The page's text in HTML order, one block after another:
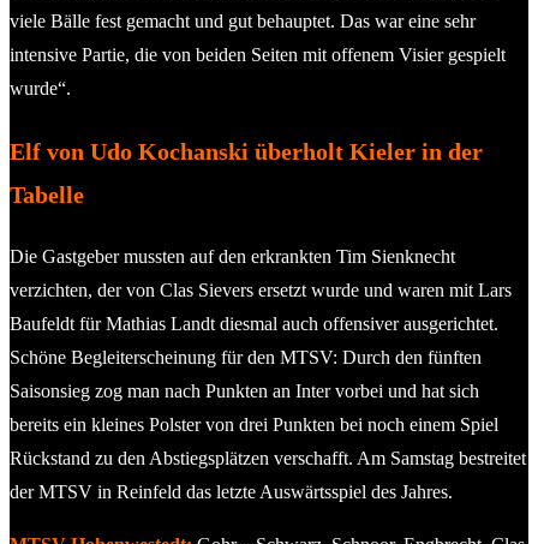
viele Bälle fest gemacht und gut behauptet. Das war eine sehr
intensive Partie, die von beiden Seiten mit offenem Visier gespielt
wurde“.
Elf von Udo Kochanski überholt Kieler in der
Tabelle
Die Gastgeber mussten auf den erkrankten Tim Sienknecht
verzichten, der von Clas Sievers ersetzt wurde und waren mit Lars
Baufeldt für Mathias Landt diesmal auch offensiver ausgerichtet.
Schöne Begleiterscheinung für den MTSV: Durch den fünften
Saisonsieg zog man nach Punkten an Inter vorbei und hat sich
bereits ein kleines Polster von drei Punkten bei noch einem Spiel
Rückstand zu den Abstiegsplätzen verschafft. Am Samstag bestreitet
der MTSV in Reinfeld das letzte Auswärtsspiel des Jahres.